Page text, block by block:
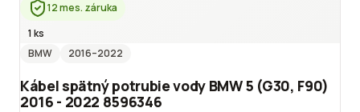
12 mes. záruka
1 ks
BMW
2016–2022
Kábel spätný potrubie vody BMW 5 (G30, F90)
2016 - 2022 8596346